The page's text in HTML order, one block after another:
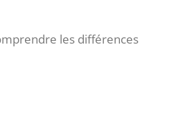
les différences